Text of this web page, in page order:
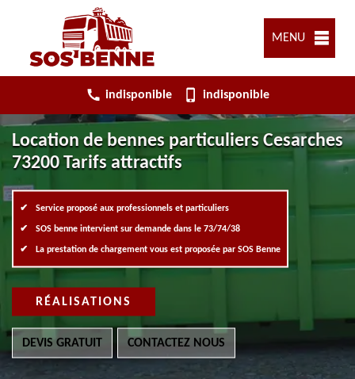
MENU
indisponible indisponible
Location de bennes particuliers Cesarches
73200 Tarifs attractifs
Service proposé aux professionnels et particuliers
SOS benne intervient sur demande dans le 73/74/38
La prestation de chargement vous est proposée par SOS Benne
RÉALISATIONS
DEVIS GRATUIT CONTACTEZ NOUS